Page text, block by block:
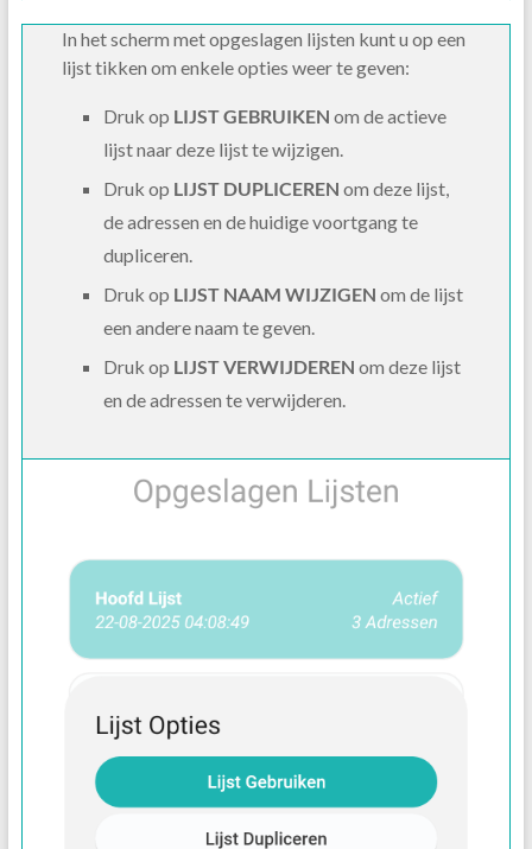
In het scherm met opgeslagen lijsten kunt u op een
lijst tikken om enkele opties weer te geven:
Druk op LIJST GEBRUIKEN om de actieve
lijst naar deze lijst te wijzigen.
Druk op LIJST DUPLICEREN om deze lijst,
de adressen en de huidige voortgang te
dupliceren.
Druk op LIJST NAAM WIJZIGEN om de lijst
een andere naam te geven.
Druk op LIJST VERWIJDEREN om deze lijst
en de adressen te verwijderen.